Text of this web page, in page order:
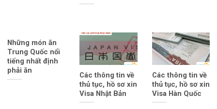
Những món ăn
Trung Quốc nổi
tiếng nhất định
phải ăn
Các thông tin về
thủ tục, hồ sơ xin
Visa Nhật Bản
Các thông tin về
thủ tục, hồ sơ xin
Visa Hàn Quốc